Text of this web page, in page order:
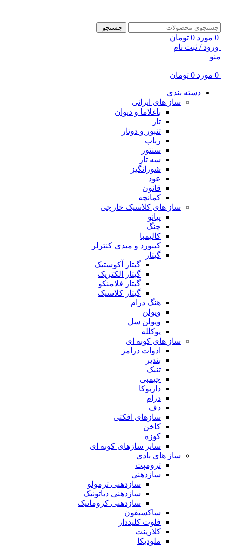
جستجو
0 مورد 0 تومان
ورود / ثبت نام
منو
0 مورد 0 تومان
دسته بندی
ساز های ایرانی
باغلاما و دیوان
تار
تنبور و دوتار
رباب
سنتور
سه تار
شورانگیز
عود
قانون
کمانچه
ساز های کلاسیک خارجی
پیانو
چنگ
کالیمبا
کیبورد و میدی کنترلر
گیتار
گیتار آکوستیک
گیتار الکتریک
گیتار فلامنکو
گیتار کلاسیک
هنگ درام
ویولن
ویولن سل
یوکلله
ساز های کوبه ای
ادوات درامز
بندیر
تنبک
جیمبی
داربوکا
درام
دف
سازهای افکتی
کاخن
کوزه
سایر سازهای کوبه ای
ساز های بادی
ترومپت
سازدهنی
سازدهنی ترمولو
سازدهنی دیاتونیک
سازدهنی کروماتیک
ساکسیفون
فلوت کلیددار
کلارینت
ملودیکا